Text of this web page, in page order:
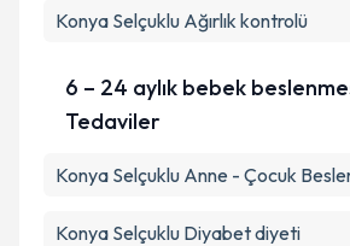
Konya Selçuklu Ağırlık kontrolü
6 – 24 aylık bebek
Tedaviler
Konya Selçuklu Anne - Çocuk
Konya Selçuklu Diyabet diyeti